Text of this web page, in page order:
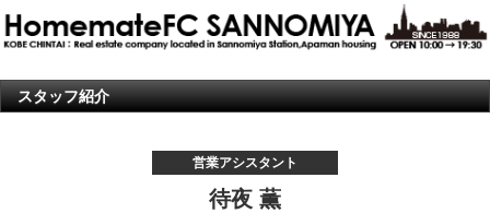
スタッフ紹介
営業アシスタント
待夜 薫